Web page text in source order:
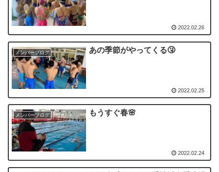
2022.02.26
メンバーブログ あの季節がやってくる🤧
2022.02.25
メンバーブログ もうすぐ春🌸
2022.02.24